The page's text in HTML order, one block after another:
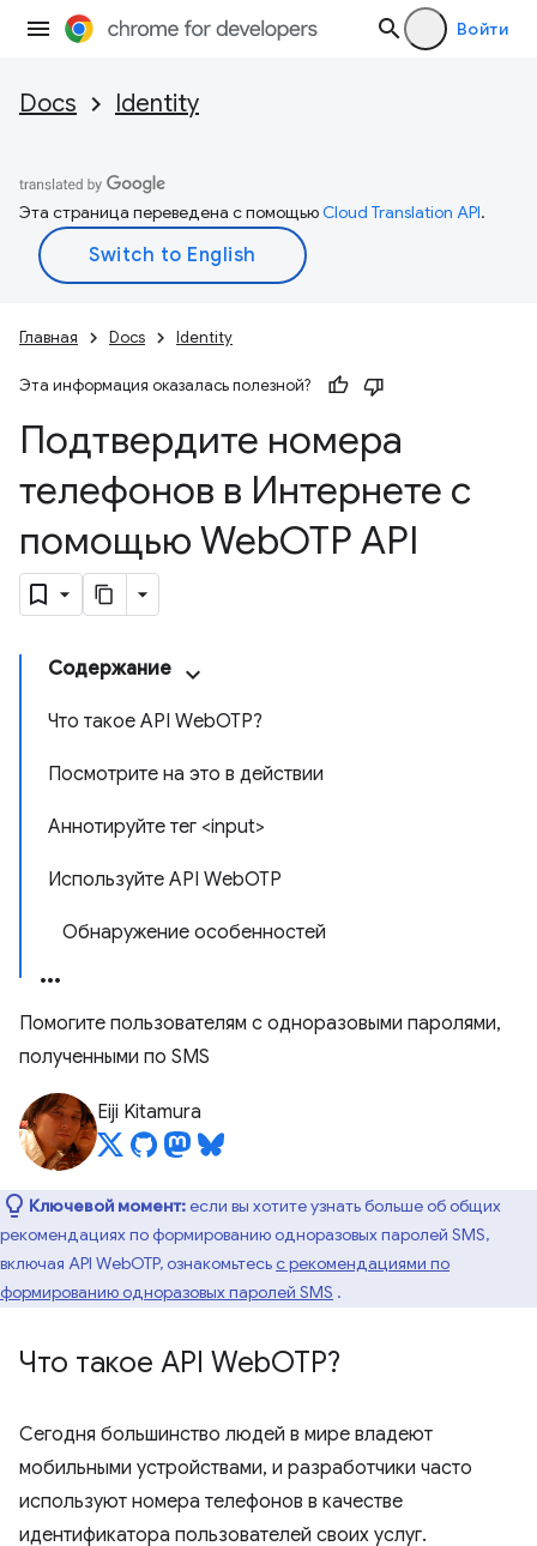
Войти
Docs Identity
Эта страница переведена с помощьюCloud Translation API.
Главная Docs Identity
Эта информация оказалась полезной?
Подтвердите номера
телефонов в Интернете с
помощью WebOTP API
Содержание
Что такое API WebOTP?
Посмотрите на это в действии
Аннотируйте тег <input>
Используйте API WebOTP
Обнаружение особенностей
Помогите пользователям с одноразовыми паролями,
полученными по SMS
Eiji Kitamura
Ключевой момент:если вы хотите узнать больше об общих
рекомендациях по формированию одноразовых паролей SMS,
включая API WebOTP, ознакомьтесьс рекомендациями по
формированию одноразовых паролей SMS .
Что такое API WebOTP?
Сегодня большинство людей в мире владеют
мобильными устройствами, и разработчики часто
используют номера телефонов в качестве
идентификатора пользователей своих услуг.